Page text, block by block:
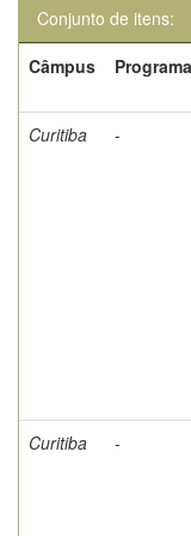
Conjunto de itens:
Câmpus
Curitiba -
Curitiba
-